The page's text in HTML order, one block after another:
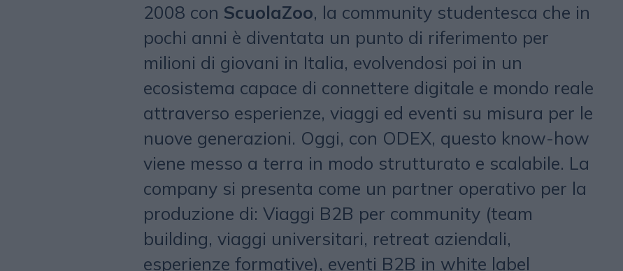
2008 con ScuolaZoo, la community studentesca che in
pochi anni è diventata un punto di riferimento per
milioni di giovani in Italia, evolvendosi poi in un
ecosistema capace di connettere digitale e mondo reale
attraverso esperienze, viaggi ed eventi su misura per le
nuove generazioni. Oggi, con ODEX, questo know-how
viene messo a terra in modo strutturato e scalabile. La
company si presenta come un partner operativo per la
produzione di: Viaggi B2B per community (team
building, viaggi universitari, retreat aziendali,
esperienze formative), eventi B2B in white label